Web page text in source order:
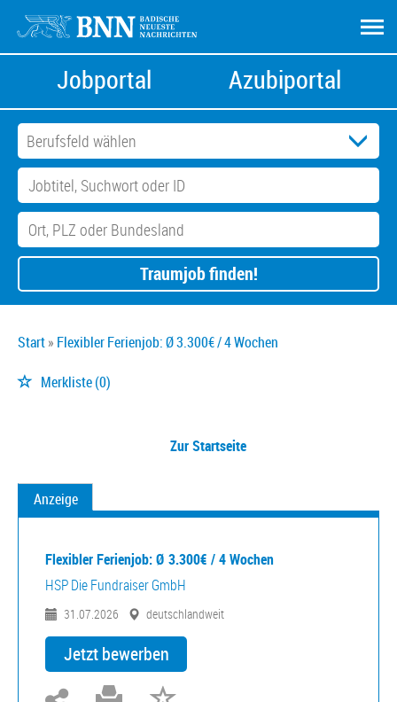
Jobportal Azubiportal
Traumjob finden!
Start Flexibler Ferienjob: Ø 3.300€ / 4 Wochen
Merkliste(0)
Zur Startseite
Anzeige
Flexibler Ferienjob: Ø 3.300€ / 4 Wochen
HSP Die Fundraiser GmbH
31.07.2026 deutschlandweit
Jetzt bewerben